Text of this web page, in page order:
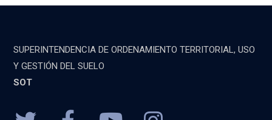
SUPERINTENDENCIA DE ORDENAMIENTO TERRITORIAL, USO
Y GESTIÓN DEL SUELO
SOT